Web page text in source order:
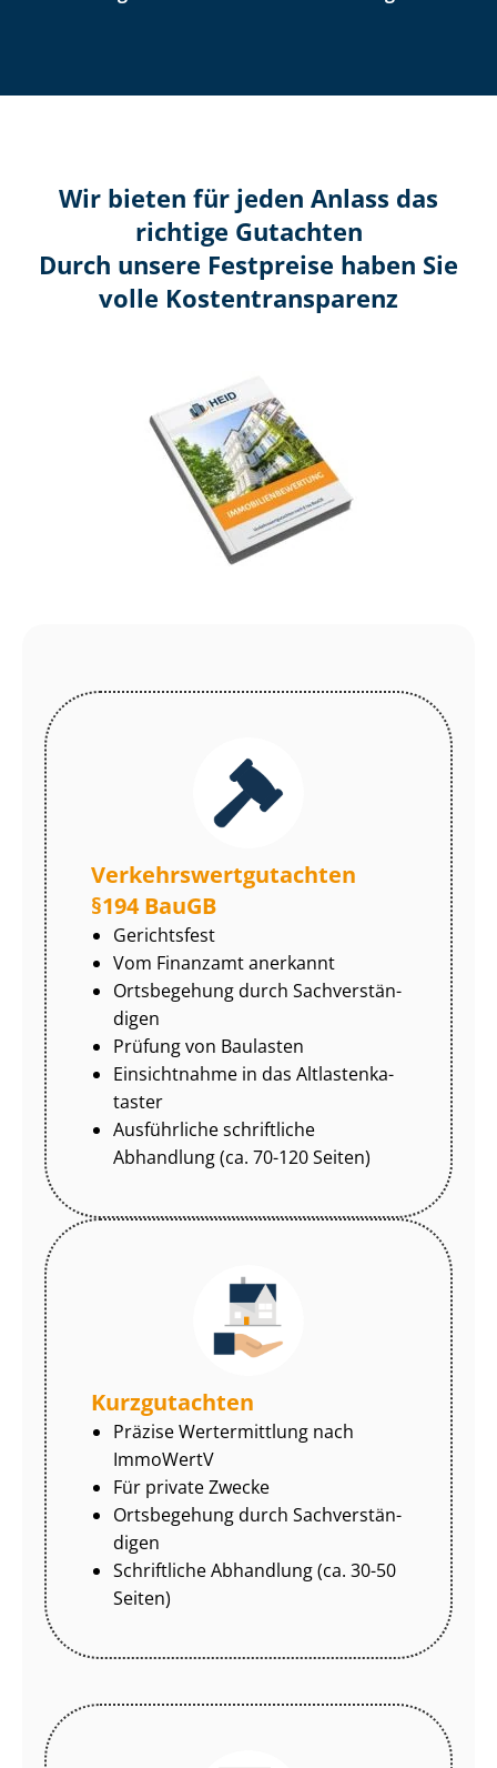
Wir bieten für jeden Anlass das
richtige Gutachten
Durch unsere Festpreise haben Sie
volle Kosten­transparenz
Ver­kehrs­wert­gut­ach­ten
§194 BauGB
Gerichtsfest
Vom Finanzamt anerkannt
Ortsbegehung durch Sach­ver­stän­
di­gen
Prüfung von Baulasten
Einsichtnahme in das Alt­las­ten­ka­
tas­ter
Ausführliche schriftliche
Abhandlung (ca. 70-120 Seiten)
Kurzgutachten
Präzise Wertermittlung nach
ImmoWertV
Für private Zwecke
Ortsbegehung durch Sach­ver­stän­
di­gen
Schriftliche Abhandlung (ca. 30-50
Seiten)